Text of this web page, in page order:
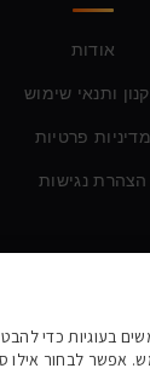
אודות
ותנאי שימוש
מדיניות פרטיות
הצהרת נגישות
צרו קשר
בעוגיות כדי
אפשר לבחור אילו